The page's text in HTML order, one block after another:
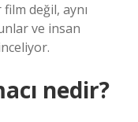
değil, aynı
ve insan
nedir?